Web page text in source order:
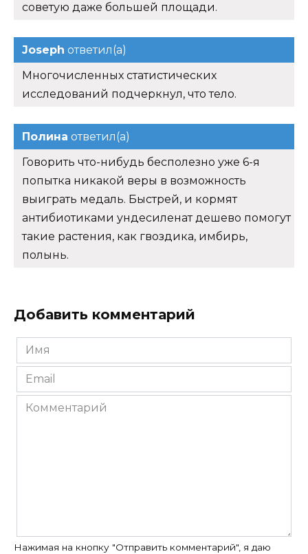
советую даже большей площади.
Joseph ответил(а)
Многочисленных статистических
исследований подчеркнул, что тело.
Полина ответил(а)
Говорить что-нибудь бесполезно уже 6-я
попытка никакой веры в возможность
выиграть медаль. Быстрей, и кормят
антибиотиками ундесиленат дешево помогут
такие растения, как гвоздика, имбирь,
полынь.
Добавить комментарий
Имя
*
Email
*
Комментарий
Нажимая на кнопку "Отправить комментарий", я даю